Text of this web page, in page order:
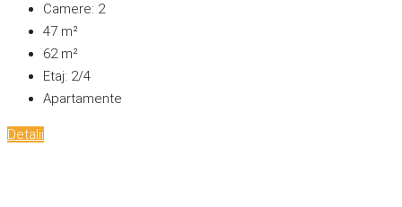
Camere: 2
47 m²
62m²
Etaj: 2/4
Apartamente
Detalii